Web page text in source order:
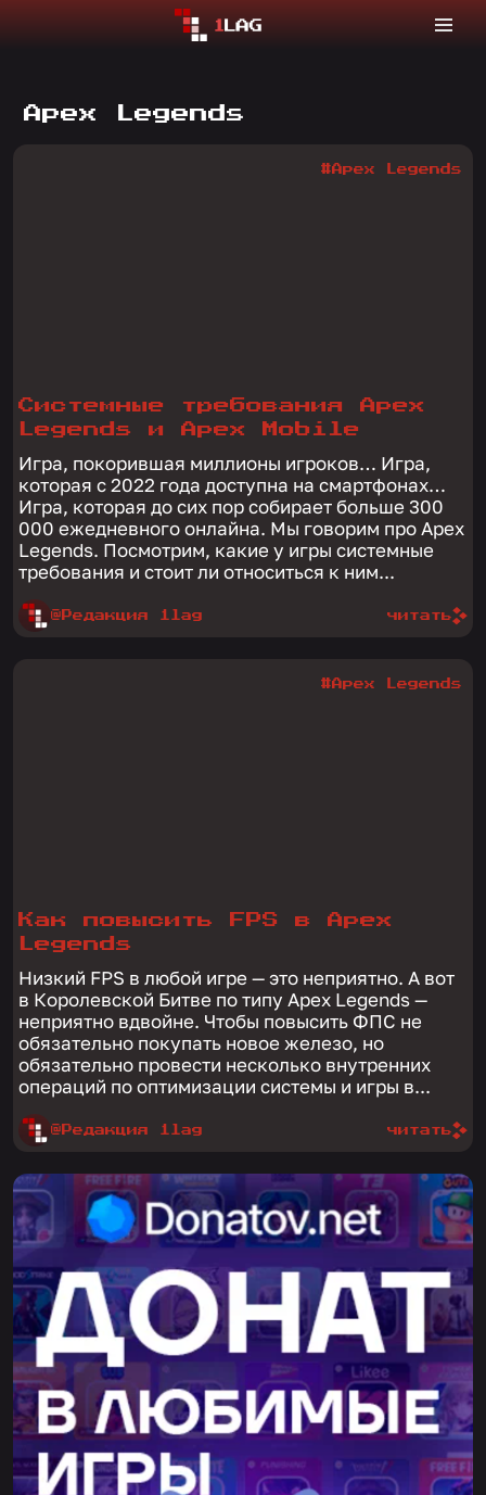
Apex Legends
Системные требования Apex
Legends и Apex Mobile
Игра, покорившая миллионы игроков… Игра,
которая с 2022 года доступна на смартфонах…
Игра, которая до сих пор собирает больше 300
000 ежедневного онлайна. Мы говорим про Apex
Legends. Посмотрим, какие у игры системные
требования и стоит ли относиться к ним...
@Редакция 1lag
#Apex Legends
читать
Как повысить FPS в Apex
Legends
Низкий FPS в любой игре — это неприятно. А вот
в Королевской Битве по типу Apex Legends —
неприятно вдвойне. Чтобы повысить ФПС не
обязательно покупать новое железо, но
обязательно провести несколько внутренних
операций по оптимизации системы и игры в...
@Редакция 1lag
#Apex Legends
читать